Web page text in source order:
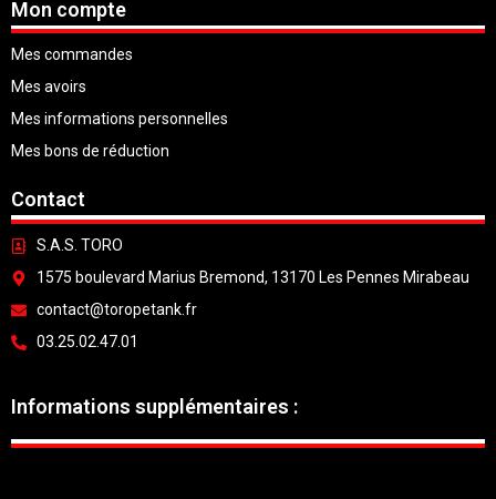
Mon compte
Mes commandes
Mes avoirs
Mes informations personnelles
Mes bons de réduction
Contact
S.A.S. TORO
1575 boulevard Marius Bremond, 13170 Les Pennes Mirabeau
contact@toropetank.fr
03.25.02.47.01
Informations supplémentaires :